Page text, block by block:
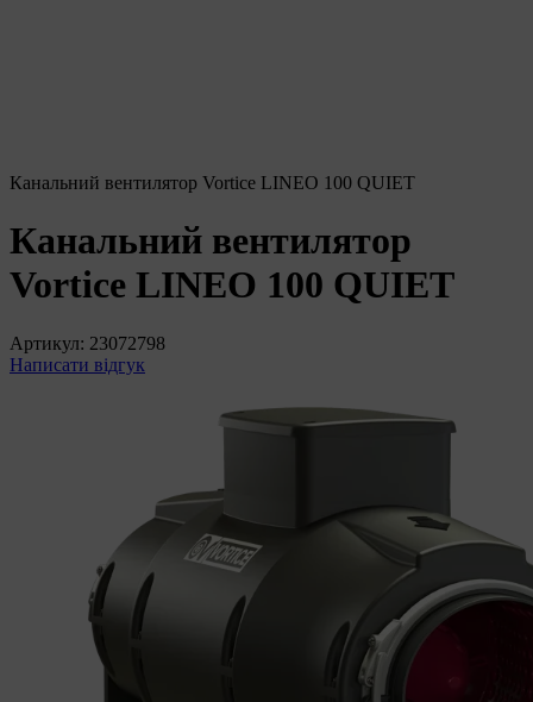
Канальний вентилятор Vortice LINEO 100 QUIET
Канальний вентилятор
Vortice LINEO 100 QUIET
Артикул: 23072798
Написати відгук